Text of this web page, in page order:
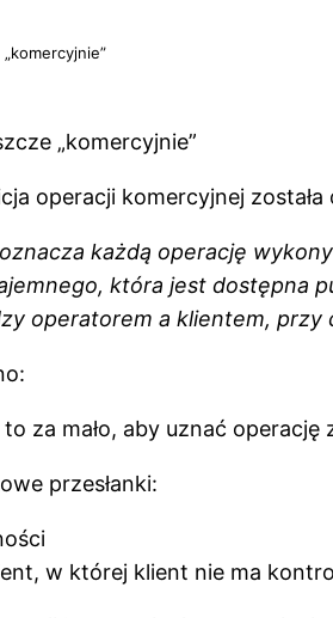
„komercyjnie”
operacji komercyjnej
każdą operację
która jest dostępna
operatorem a klientem,
za mało, aby uznać operację
przesłanki:
w której klient nie ma